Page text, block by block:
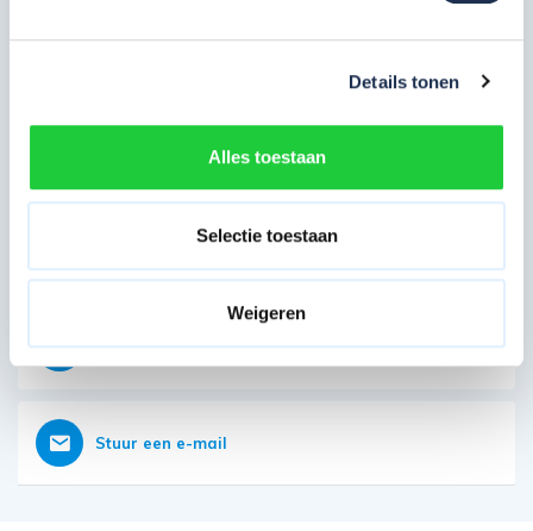
Details tonen
Alles toestaan
Selectie toestaan
Weigeren
Direct contact opnemen
Onze klantenservice is vanaf weer geopend
Vraag nu direct een offerte aan
Stuur een e-mail